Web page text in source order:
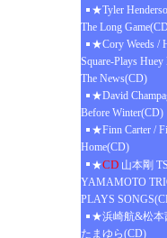
★Tyler
The Long
★Cory Weeds /
Square-Plays
The News(CD)
★David
Before Winter(CD)
★Finn Carter /
Home(CD)
★CD 山本剛
YAMAMOTO
PLAYS
★浜崎航&松本
たまゆら(CD)